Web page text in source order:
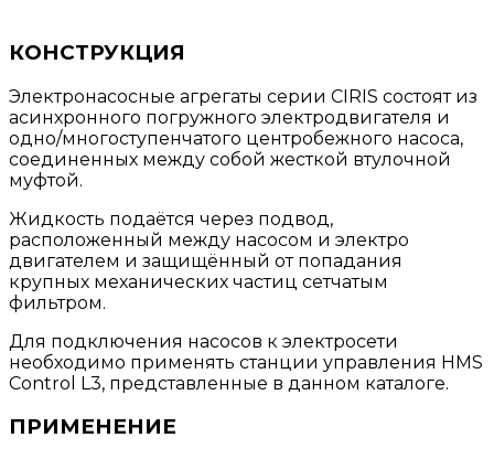
КОНСТРУКЦИЯ
Электронасосные агрегаты серии CIRIS состоят из
асинхронного погружного электродвигателя и
одно/многоступенчатого центробежного насоса,
соединенных между собой жесткой втулочной
муфтой.
Жидкость подаётся через подвод,
расположенный между насосом и электро
двигателем и защищённый от попадания
крупных механических частиц сетчатым
фильтром.
Для подключения насосов к электросети
необходимо применять станции управления HMS
Control L3, представленные в данном каталоге.
ПРИМЕНЕНИЕ